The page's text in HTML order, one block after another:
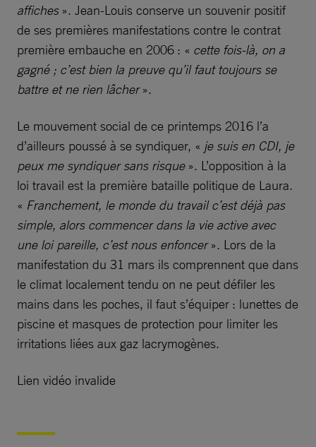
affiches». Jean-Louis conserve un souvenir positif
de ses premières manifestations contre le contrat
première embauche en 2006 : « cette fois-là, on a
gagné ; c’est bien la preuve qu’il faut toujours se
battre et ne rien lâcher».
Le mouvement social de ce printemps 2016 l’a
d’ailleurs poussé à se syndiquer, « je suis en CDI, je
peux me syndiquer sans risque». L’opposition à la
loi travail est la première bataille politique de Laura.
« Franchement, le monde du travail c’est déjà pas
simple, alors commencer dans la vie active avec
une loi pareille, c’est nous enfoncer». Lors de la
manifestation du 31 mars ils comprennent que dans
le climat localement tendu on ne peut défiler les
mains dans les poches, il faut s’équiper : lunettes de
piscine et masques de protection pour limiter les
irritations liées aux gaz lacrymogènes.
Lien vidéo invalide